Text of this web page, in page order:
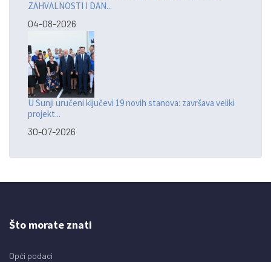
ZAHVALNOSTI I DAN...
04-08-2026
U Sunji uručeni ključevi 19 novih stanova: završava veliki
projekt...
30-07-2026
Što morate znati
Opći podaci